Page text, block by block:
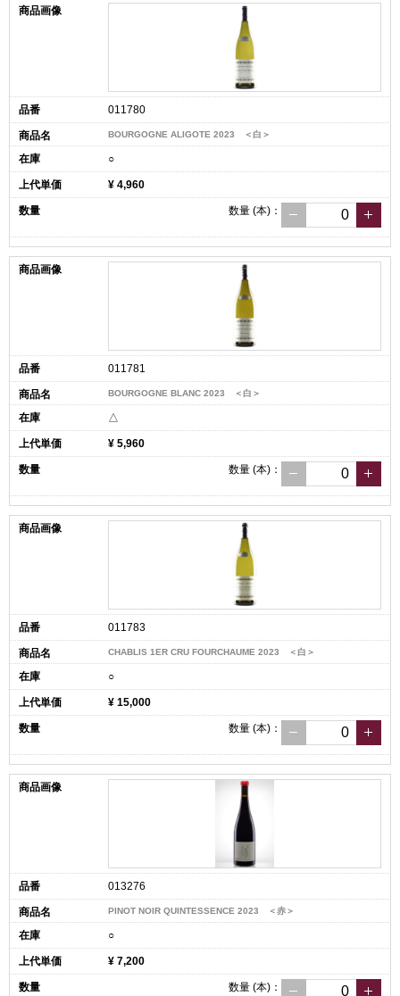
011780
BOURGOGNE ALIGOTE 2023 ＜白＞
○
¥ 4,960
数量 (本) ：
011781
BOURGOGNE BLANC 2023 ＜白＞
△
¥ 5,960
数量 (本) ：
011783
CHABLIS 1ER CRU FOURCHAUME 2023 ＜白＞
○
¥ 15,000
数量 (本) ：
013276
PINOT NOIR QUINTESSENCE 2023 ＜赤＞
○
¥ 7,200
数量 (本) ：